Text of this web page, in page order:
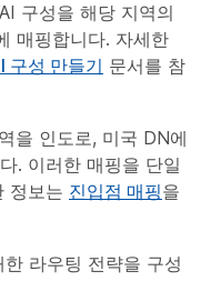
구성을 해당 지역의
매핑합니다. 자세한
성 만들기 문서를 참
을 인도로, 미국 DN에
. 이러한 매핑을 단일
정보는 진입점 매핑을
라우팅 전략을 구성